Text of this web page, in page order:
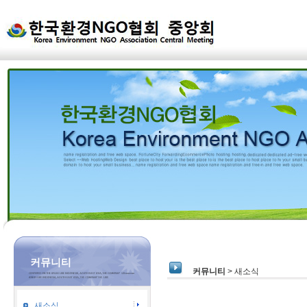
커뮤니티
커뮤니티 > 새소식